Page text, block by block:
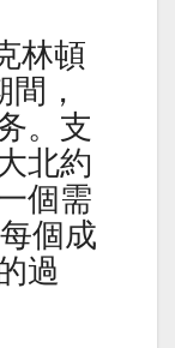
林頓
，
。支
北約
個需
個成
過